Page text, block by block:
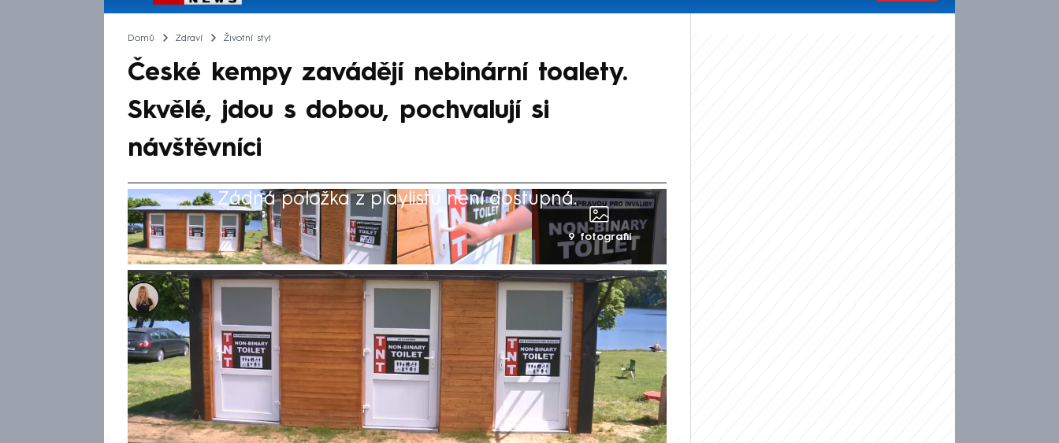
Pořady
Domů Zdraví Životní styl
České kempy zavádějí nebinární toalety.
Skvělé, jdou s dobou, pochvalují si
návštěvníci
Žádná položka z playlistu není dostupná.
9 fotografií
Pavlína Polatová
11. kvě 2025, 18:20
Se speciálním požadavkem se před startem hlavní sezóny potýkali v
kempu u Hracholuské přehrady nedaleko Plzně. Hlavně školní zájezdy
studentů, ale i jednotlivci se čím dál častěji dotazovali, jestli mají v
areálu nebinární toalety. A tak se v kempu rozhodli, že jim vyhoví.